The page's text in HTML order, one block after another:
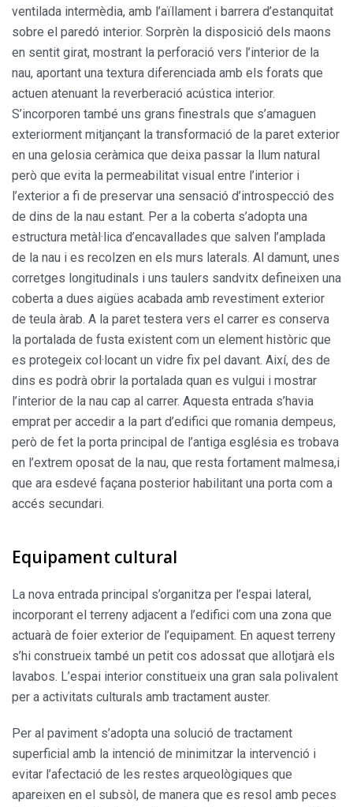
ventilada intermèdia, amb l’aïllament i barrera d’estanquitat
sobre el paredó interior. Sorprèn la disposició dels maons
en sentit girat, mostrant la perforació vers l’interior de la
nau, aportant una textura diferenciada amb els forats que
actuen atenuant la reverberació acústica interior.
S’incorporen també uns grans finestrals que s’amaguen
exteriorment mitjançant la transformació de la paret exterior
en una gelosia ceràmica que deixa passar la llum natural
però que evita la permeabilitat visual entre l’interior i
l’exterior a fi de preservar una sensació d’introspecció des
de dins de la nau estant. Per a la coberta s’adopta una
estructura metàl·lica d’encavallades que salven l’amplada
de la nau i es recolzen en els murs laterals. Al damunt, unes
corretges longitudinals i uns taulers sandvitx defineixen una
coberta a dues aigües acabada amb revestiment exterior
de teula àrab. A la paret testera vers el carrer es conserva
la portalada de fusta existent com un element històric que
es protegeix col·locant un vidre fix pel davant. Així, des de
dins es podrà obrir la portalada quan es vulgui i mostrar
l’interior de la nau cap al carrer. Aquesta entrada s’havia
emprat per accedir a la part d’edifici que romania dempeus,
però de fet la porta principal de l’antiga església es trobava
en l’extrem oposat de la nau, que resta fortament malmesa,i
que ara esdevé façana posterior habilitant una porta com a
accés secundari.
Equipament cultural
La nova entrada principal s’organitza per l’espai lateral,
incorporant el terreny adjacent a l’edifici com una zona que
actuarà de foier exterior de l’equipament. En aquest terreny
s’hi construeix també un petit cos adossat que allotjarà els
lavabos. L’espai interior constitueix una gran sala polivalent
per a activitats culturals amb tractament auster.
Per al paviment s’adopta una solució de tractament
superficial amb la intenció de minimitzar la intervenció i
evitar l’afectació de les restes arqueològiques que
apareixen en el subsòl, de manera que es resol amb peces